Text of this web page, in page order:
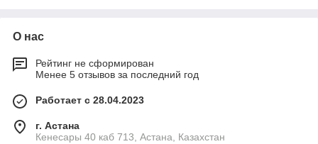
О нас
Рейтинг не сформирован
Менее 5 отзывов за последний год
Работает с 28.04.2023
г. Астана
Кенесары 40 каб 713, Астана, Казахстан